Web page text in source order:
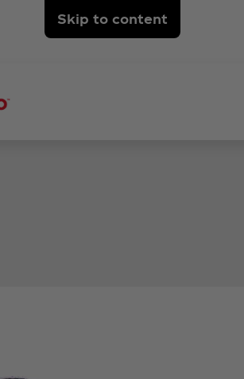
Skip to content